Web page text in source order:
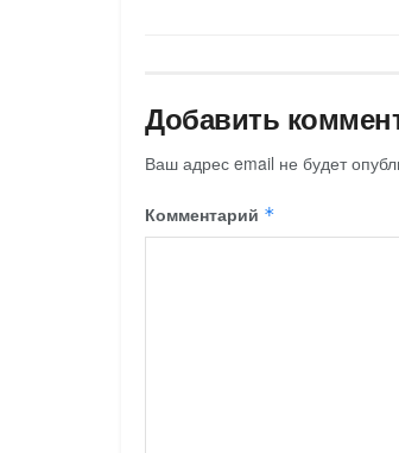
Добавить
Ваш адрес email не будет
Комментарий *